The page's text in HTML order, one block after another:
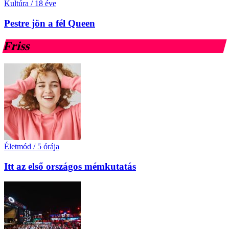
Kultúra / 18 éve
Pestre jön a fél Queen
Friss
Életmód / 5 órája
Itt az első országos mémkutatás